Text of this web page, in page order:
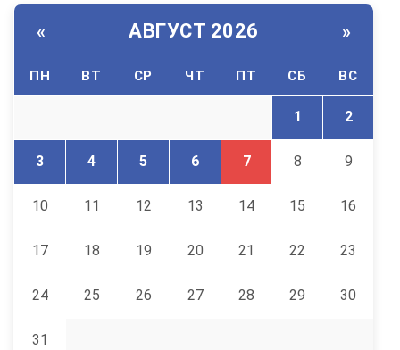
« АВГУСТ 2026 »
ПН ВТ СР ЧТ ПТ СБ ВС
1 2
3 4 5 6 7 8 9
10 11 12 13 14 15 16
17 18 19 20 21 22 23
24 25 26 27 28 29 30
31